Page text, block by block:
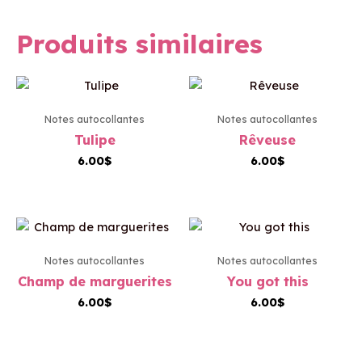
Produits similaires
Notes autocollantes
Tulipe
6.00$
Notes autocollantes
Rêveuse
6.00$
Notes autocollantes
Champ de marguerites
6.00$
Notes autocollantes
You got this
6.00$